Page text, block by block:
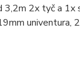
2x tyč a 1x
univentura,